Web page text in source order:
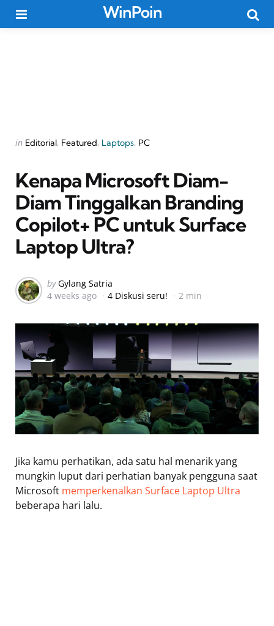
WinPoin
Categories
Posted
in Editorial Featured Laptops PC
Kenapa Microsoft Diam-
Diam Tinggalkan Branding
Copilot+ PC untuk Surface
Laptop Ultra?
Posted
by
by Gylang Satria
4 weeks ago
4 Diskusi seru! 2 min
Jika kamu perhatikan, ada satu hal menarik yang
mungkin luput dari perhatian banyak pengguna saat
Microsoft memperkenalkan Surface Laptop Ultra
beberapa hari lalu.